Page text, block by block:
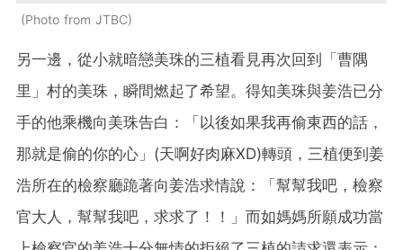
Photo from JTBC
另一邊，從小就暗戀美珠的三植看見再次回到「曹隅
里」村的美珠，瞬間燃起了希望。得知美珠與姜浩已分
手的他乘機向美珠告白：「以後如果我再偷東西的話，
那就是偷的你的心」(天啊好肉麻XD)轉頭，三植便到姜
浩所在的檢察廳跪著向姜浩求情說：「幫幫我吧，檢察
官大人，幫幫我吧，求求了！！」而如媽媽所願成功當